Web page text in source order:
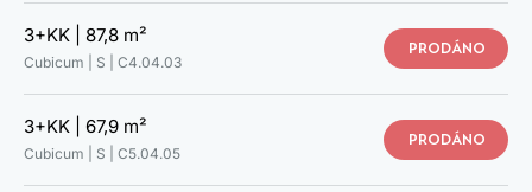
3+KK | 87,8 m²
Cubicum | S | C4.04.03
PRODÁNO
3+KK | 67,9 m²
Cubicum | S | C5.04.05
PRODÁNO